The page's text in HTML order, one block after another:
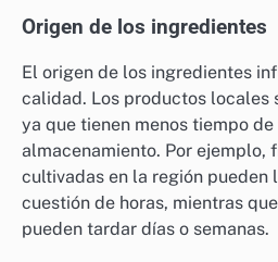
selección de
Para seleccionar ingredientes
evaluar su origen, apariencia y
calidad. Estos criterios
sean seguros, nutritivos y
para un servicio de comida a
Origen de los ingredientes